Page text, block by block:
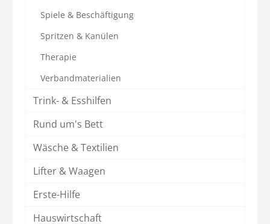
Spiele & Beschäftigung
Spritzen & Kanülen
Therapie
Verbandmaterialien
Trink- & Esshilfen
Rund um's Bett
Wäsche & Textilien
Lifter & Waagen
Erste-Hilfe
Hauswirtschaft